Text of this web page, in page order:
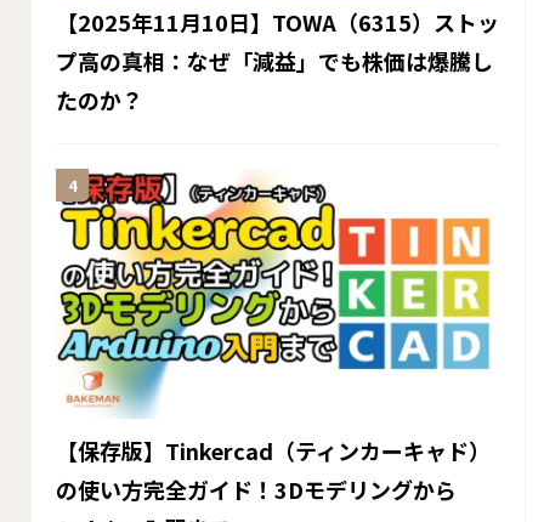
【2025年11月10日】TOWA（6315）ストッ
プ高の真相：なぜ「減益」でも株価は爆騰し
たのか？
【保存版】Tinkercad（ティンカーキャド）
の使い方完全ガイド！3Dモデリングから